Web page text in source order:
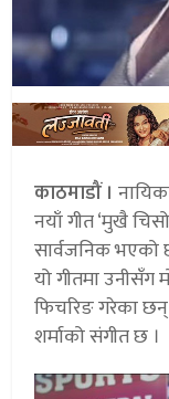
काठमाडौं ।
नयाँ गीत ‘मुखै
सार्वजनिक भएको
यो गीतमा उनीसँग
फिचरिङ गरेका छन्
शर्माको संगीत छ ।